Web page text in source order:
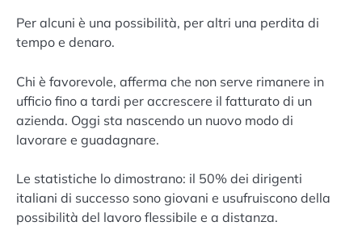
Per alcuni è una possibilità, per altri una perdita di
tempo e denaro.
Chi è favorevole, afferma che non serve rimanere in
ufficio fino a tardi per accrescere il fatturato di un
azienda. Oggi sta nascendo un nuovo modo di
lavorare e guadagnare.
Le statistiche lo dimostrano: il 50% dei dirigenti
italiani di successo sono giovani e usufruiscono della
possibilità del lavoro flessibile e a distanza.